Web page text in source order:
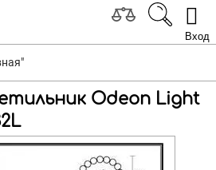
Вход
Odeon Light